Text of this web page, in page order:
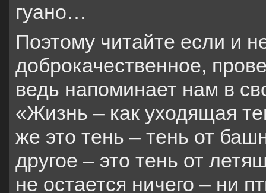
гуано…
Поэтому читайте если и
доброкачественное,
ведь напоминает нам в
«Жизнь – как уходящая
же это тень – тень от
другое – это тень от
не остается ничего – ни